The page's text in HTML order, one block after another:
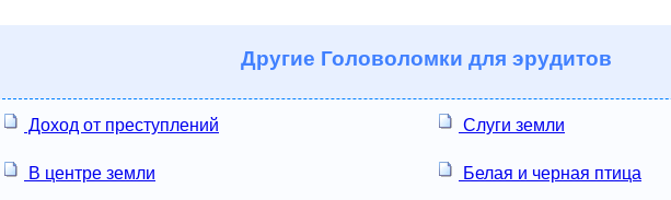
Другие Головоломки для эрудитов
Доход от преступлений Слуги земли
В центре земли Белая и черная птица